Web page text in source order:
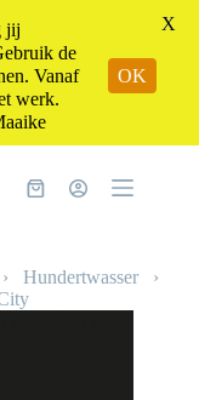
Winkelwagen
Hundertwasser ›
jij
de
Vanaf
werk.
OK
X